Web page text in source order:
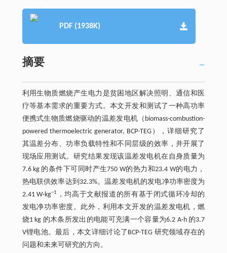
PDF (1938K)
摘要
利用生物质燃烧产生电力是贫困地区解决照明、通信和医
疗等基本需求的重要方式。本文开发和测试了一种高功率
便携式生物质燃烧驱动的温差发电机（biomass-combustion-
powered thermoelectric generator, BCP-TEG），详细研究了
其温差分布、功率负载特性和不同层级的效率，并开展了
现场应用测试。研究结果发现该温差发电机在自身质量为
7.6 kg 的条件下可同时产生750 W的热力和23.4 W的电力，
热电联供效率达到32.3%。温差发电机的发电净功率密度为
2.41 W·kg−1
，均高于文献报道的所有基于闭式循环冷却的
发电净功率密度。此外，利用本文开发的温差发电机，燃
烧1 kg 的木条所发出的电能可充满一个容量为6.2 A·h 的3.7
V锂电池。最后，本文详细讨论了BCP-TEG 研究领域存在的
问题和未来可研究的方向。